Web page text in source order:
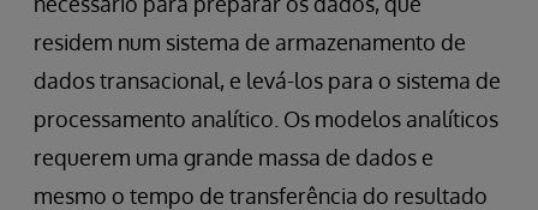
residem num sistema de armazenamento de
dados transacional, e levá-los para o sistema de
processamento analítico. Os modelos analíticos
requerem uma grande massa de dados e
mesmo o tempo de transferência do resultado